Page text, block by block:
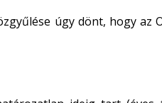
úgy dönt, hogy az